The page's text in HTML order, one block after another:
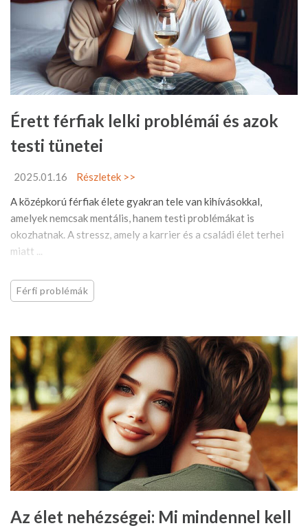
Érett férfiak lelki problémái és azok
testi tünetei
2025.01.16
Részletek >>
A középkorú férfiak élete gyakran tele van kihívásokkal,
amelyek nemcsak mentális, hanem testi problémákat is
okozhatnak. A stressz, amely a karrier és a családi élet terhei
miatt ...
Férfi problémák
Az élet nehézségei: Mi mindennel kell